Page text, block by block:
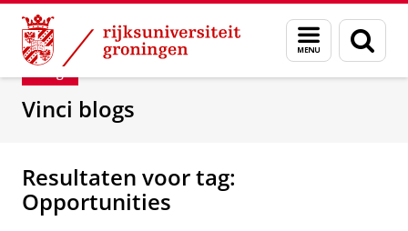
Skip
Content
Skip
Navigation
Menu
en
zoeken
Department of Innovation Management &
Blog
Vinci blogs
Resultaten voor tag:
Opportunities